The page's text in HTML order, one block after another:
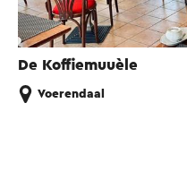
De Koffiemuuèle
Voerendaal